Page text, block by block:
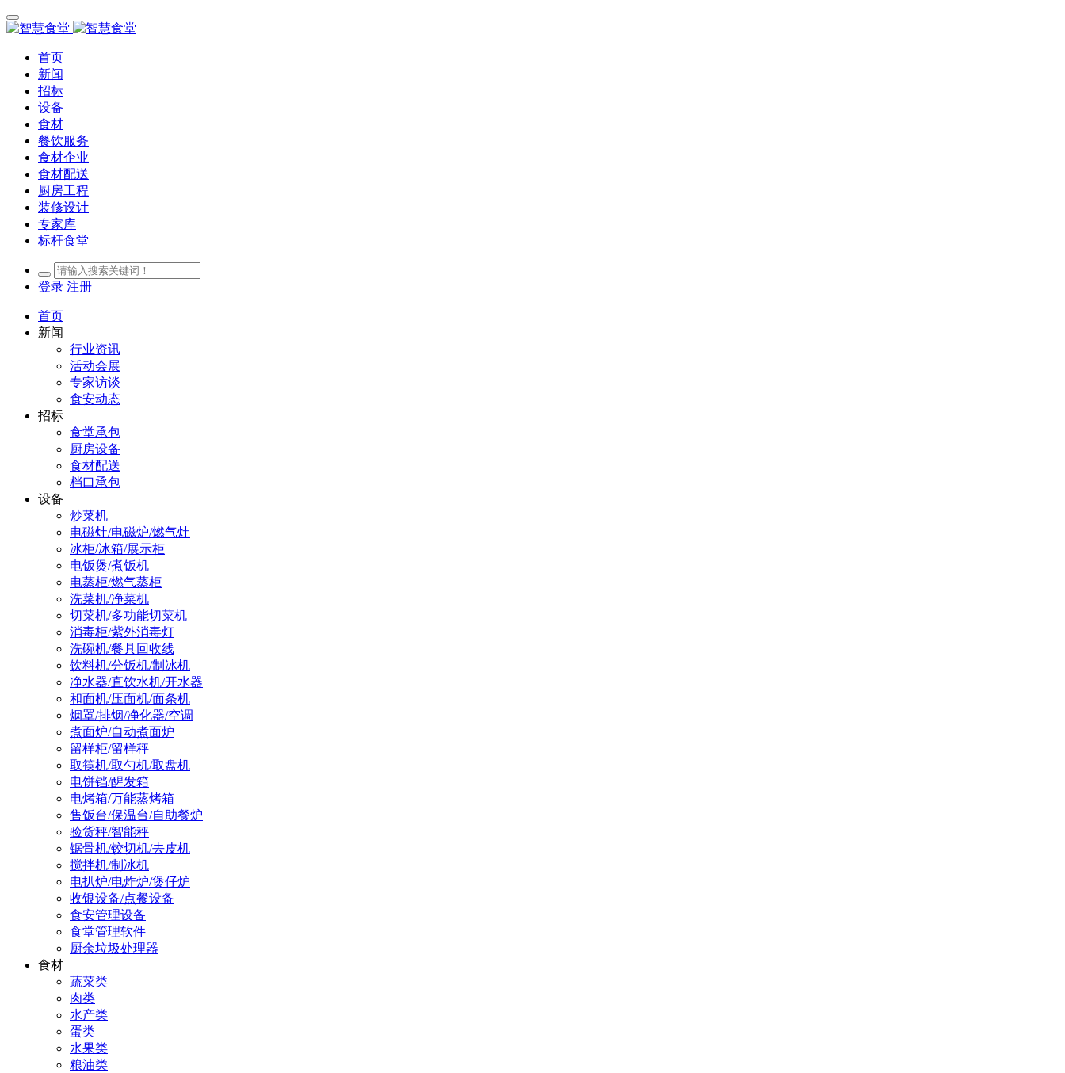
首页
新闻
招标
设备
食材
餐饮服务
食材企业
食材配送
厨房工程
装修设计
专家库
标杆食堂
登录 注册
首页
新闻
行业资讯
活动会展
专家访谈
食安动态
招标
食堂承包
厨房设备
食材配送
档口承包
设备
炒菜机
电磁灶/电磁炉/燃气灶
冰柜/冰箱/展示柜
电饭煲/煮饭机
电蒸柜/燃气蒸柜
洗菜机/净菜机
切菜机/多功能切菜机
消毒柜/紫外消毒灯
洗碗机/餐具回收线
饮料机/分饭机/制冰机
净水器/直饮水机/开水器
和面机/压面机/面条机
烟罩/排烟/净化器/空调
煮面炉/自动煮面炉
留样柜/留样秤
取筷机/取勺机/取盘机
电饼铛/醒发箱
电烤箱/万能蒸烤箱
售饭台/保温台/自助餐炉
验货秤/智能秤
锯骨机/铰切机/去皮机
搅拌机/制冰机
电扒炉/电炸炉/煲仔炉
收银设备/点餐设备
食安管理设备
食堂管理软件
厨余垃圾处理器
食材
蔬菜类
肉类
水产类
蛋类
水果类
粮油类